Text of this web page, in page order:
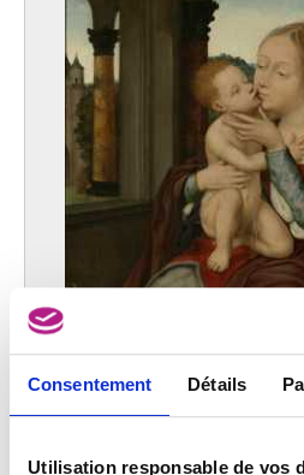
Consentement Détails
Utilisation responsable de vos
Quinten Massys (réplique)